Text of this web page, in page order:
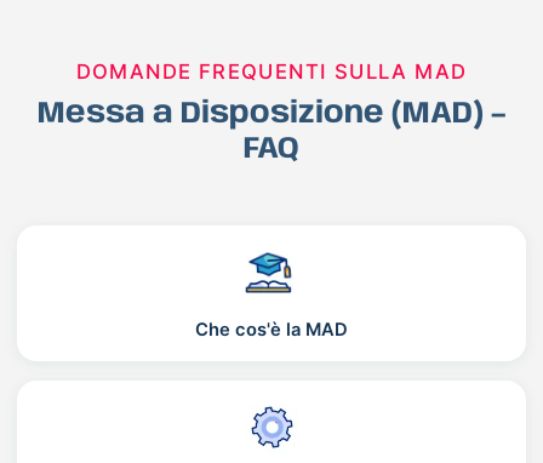
DOMANDE FREQUENTI SULLA MAD
Messa a Disposizione (MAD) –
FAQ
Che cos'è la MAD